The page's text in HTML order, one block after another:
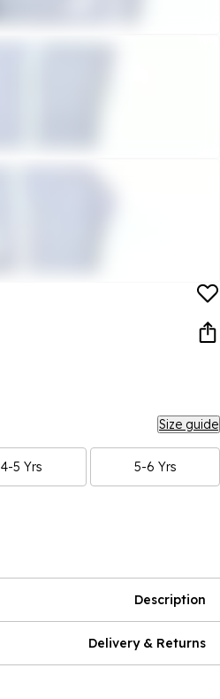
Size guide
4-5 Yrs 5-6 Yrs
Description
Delivery & Returns